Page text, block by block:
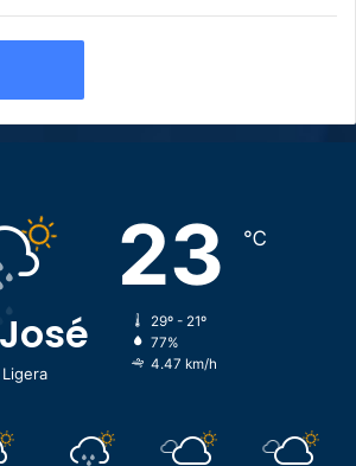
23 ℃
29º - 21º
77%
4.47 km/h